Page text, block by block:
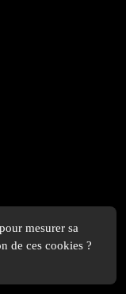
mesurer sa
de ces cookies ?